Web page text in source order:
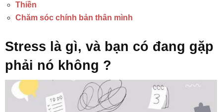
Thiền
Chăm sóc chính bản thân mình
Stress là gì, và bạn có đang gặp
phải nó không ?